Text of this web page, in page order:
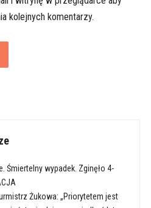
kolejnych komentarzy.
Śmiertelny wypadek. Zginęło 4-
Żukowa: „Priorytetem jest